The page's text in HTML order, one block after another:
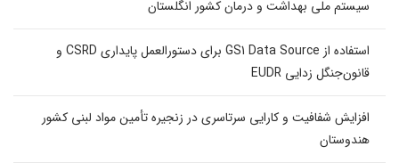
سیستم ملی بهداشت و درمان کشور انگلستان
استفاده از GS1 Data Source برای دستورالعمل پایداری CSRD و
قانون‌جنگل زدایی EUDR
افزایش شفافیت و کارایی سرتاسری در زنجیره تأمین مواد لبنی کشور
هندوستان